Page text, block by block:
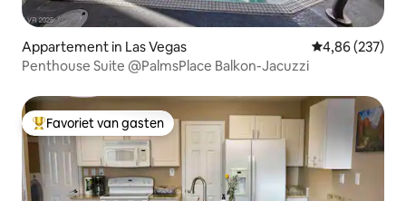
Appartement in Las Vegas Gemiddelde
4,86 (237)
Penthouse Suite @PalmsPlace Balkon-Jacuzzi
Topfavoriet van gasten
Favoriet van gasten